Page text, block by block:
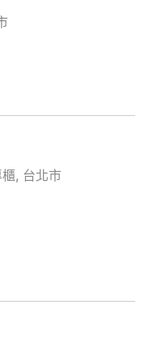
, 台北市